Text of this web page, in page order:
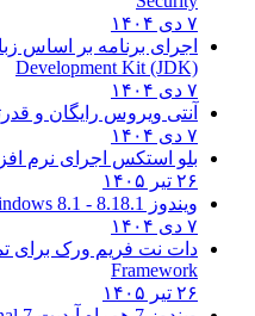
۷ دی ۱۴۰۴
اجرای برنامه بر اساس
Development Kit (JDK)
۷ دی ۱۴۰۴
آنتی ویروس رایگان و
۷ دی ۱۴۰۴
بلو استکس اجرای نرم
۲۶ تیر ۱۴۰۵
ویندوز 8.1
8.1 - Microsoft Windows 8.1
۷ دی ۱۴۰۴
دات نت فریم ورک برای
Framework
۲۶ تیر ۱۴۰۵